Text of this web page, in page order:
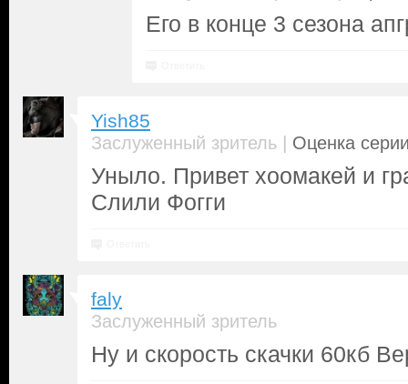
Его в конце 3 сезона
Yish85
Заслуженный зритель | Оценка
Уныло. Привет хоомакей и
Слили Фогги
faly
Заслуженный зритель
Ну и скорость скачки 60кб